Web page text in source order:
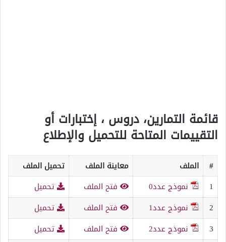
قائمة التمارين، دروس ، إختبارات أو
التقييمات المتاحة للتحميل والإطلاع
# الملف معاينة الملف
تحميل الملف
1
نموذج عدد0 فتح الملف
تحميل
2
نموذج عدد1 فتح الملف
تحميل
3
نموذج عدد2 فتح الملف
تحميل